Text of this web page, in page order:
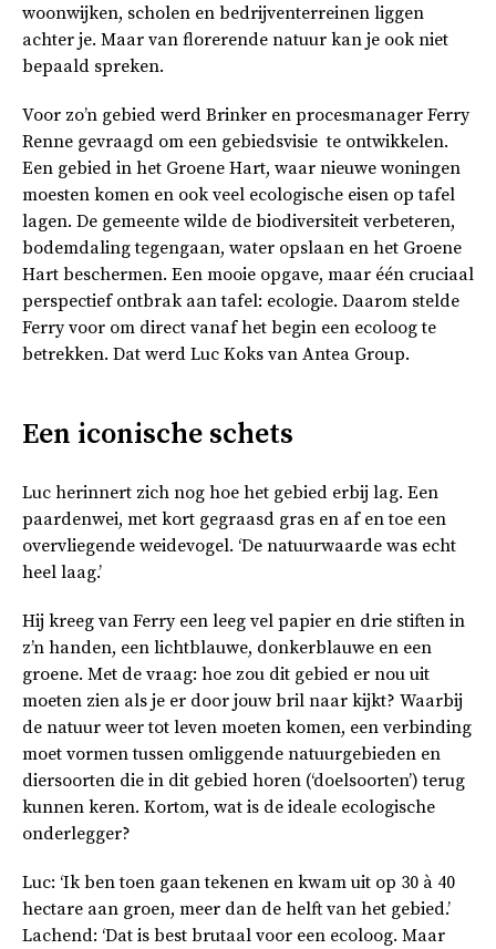
woonwijken, scholen en bedrijventerreinen liggen
achter je. Maar van florerende natuur kan je ook niet
bepaald spreken.
Voor zo’n gebied werd Brinker en procesmanager Ferry
Renne gevraagd om een gebiedsvisie te ontwikkelen.
Een gebied in het Groene Hart, waar nieuwe woningen
moesten komen en ook veel ecologische eisen op tafel
lagen. De gemeente wilde de biodiversiteit verbeteren,
bodemdaling tegengaan, water opslaan en het Groene
Hart beschermen. Een mooie opgave, maar één cruciaal
perspectief ontbrak aan tafel: ecologie. Daarom stelde
Ferry voor om direct vanaf het begin een ecoloog te
betrekken. Dat werd Luc Koks van Antea Group.
Een iconische schets
Luc herinnert zich nog hoe het gebied erbij lag. Een
paardenwei, met kort gegraasd gras en af en toe een
overvliegende weidevogel. ‘De natuurwaarde was echt
heel laag.’
Hij kreeg van Ferry een leeg vel papier en drie stiften in
z’n handen, een lichtblauwe, donkerblauwe en een
groene. Met de vraag: hoe zou dit gebied er nou uit
moeten zien als je er door jouw bril naar kijkt? Waarbij
de natuur weer tot leven moeten komen, een verbinding
moet vormen tussen omliggende natuurgebieden en
diersoorten die in dit gebied horen (‘doelsoorten’) terug
kunnen keren. Kortom, wat is de ideale ecologische
onderlegger?
Luc: ‘Ik ben toen gaan tekenen en kwam uit op 30 à 40
hectare aan groen, meer dan de helft van het gebied.’
Lachend: ‘Dat is best brutaal voor een ecoloog. Maar